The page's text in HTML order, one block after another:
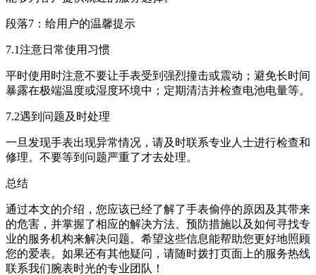
段落7：给用户的温馨提示
7.1注意日常使用习惯
平时使用时注意不要让手表受到强烈撞击或震动；避免长时间
暴露在极端温度或湿度环境中；定期清洁并检查电池电量等。
7.2遇到问题及时处理
一旦发现手表出现异常情况，请及时联系专业人士进行检查和
修理。不要等到问题严重了才去处理。
总结
通过本文的介绍，您应该已经了解了手表偷停的原因及其带来
的危害，并掌握了相应的解决方法、预防措施以及如何寻找专
业的服务机构来解决问题。希望这些信息能帮助您更好地照顾
您的爱表。如果还有其他疑问，请随时拨打页面上的服务热线
联系我们腕表时光的专业团队！